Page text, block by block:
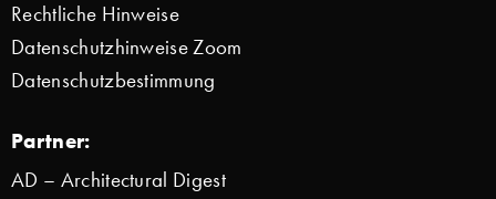
Rechtliche Hinweise
Datenschutzhinweise Zoom
Datenschutzbestimmung
Partner:
AD – Architectural Digest